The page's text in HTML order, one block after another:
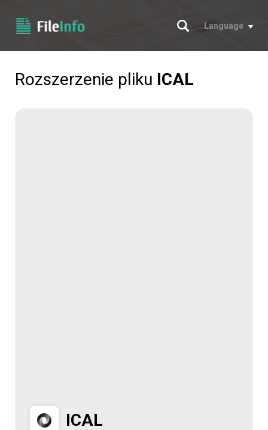
Szukaj
Language
Rozszerzenie pliku ICAL
ICAL